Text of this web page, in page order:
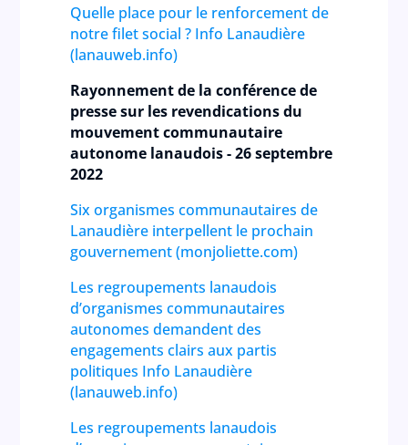
Quelle place pour le renforcement de
notre filet social ? Info Lanaudière
(lanauweb.info)
Rayonnement de la conférence de
presse sur les revendications du
mouvement communautaire
autonome lanaudois- 26 septembre
2022
Six organismes communautaires de
Lanaudière interpellent le prochain
gouvernement (monjoliette.com)
Les regroupements lanaudois
d’organismes communautaires
autonomes demandent des
engagements clairs aux partis
politiques Info Lanaudière
(lanauweb.info)
Les regroupements lanaudois